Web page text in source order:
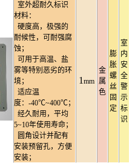
室外超耐久标识
材料：
硬度高，极强的
耐候性，可耐强腐
蚀；
可用于高温、盐
雾等特别恶劣的环
境；
适应温
度：-40℃~400℃；
经久耐用，平均
5~10年使用寿命；
圆角设计并配有
安装预留孔，方便
安装；
1 mm
金
属
色
膨
胀
螺
丝
固
定
室
内
安
全
警
示
标
识